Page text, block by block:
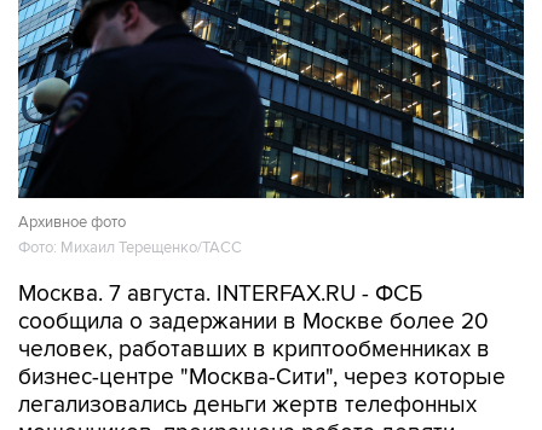
Архивное фото
Фото: Михаил Терещенко/ТАСС
Москва. 7 августа. INTERFAX.RU - ФСБ
сообщила о задержании в Москве более 20
человек, работавших в криптообменниках в
бизнес-центре "Москва-Сити", через которые
легализовались деньги жертв телефонных